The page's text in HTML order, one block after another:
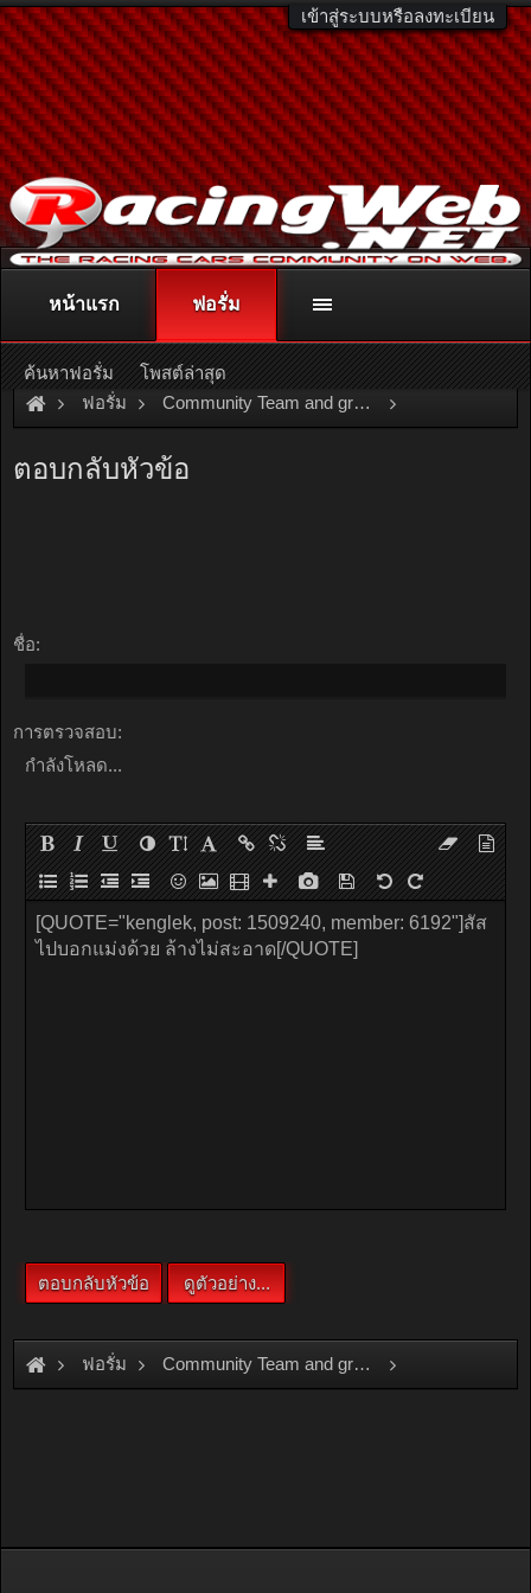
เข้าสู่ระบบหรือลงทะเบียน
ติดต่อลงโฆษณา racingweb@gmail.comหรือโทร. 081-811-1138
หรืออ่านรายละเอียดเพิ่มเติม คลิกที่นี่
ฟอรั่ม Community Team and group
ตอบกลับหัวข้อ
ชื่อ:
การตรวจสอบ:
กำลังโหลด...
ฟอรั่ม Community Team and group
หน้าแรก ฟอรั่ม
ค้นหาฟอรั่ม โพสต์ล่าสุด